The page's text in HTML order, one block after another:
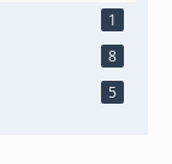
1
8
5